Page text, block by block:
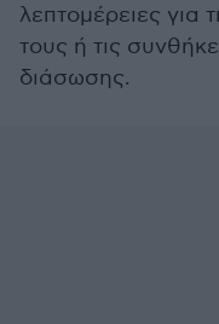
λεπτομέρειες για
τους ή τις
διάσωσης.